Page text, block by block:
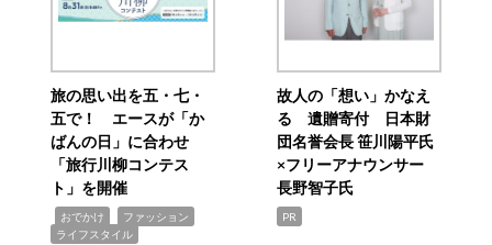
旅の思い出を五・七・
五で！ エースが「か
ばんの日」に合わせ
「旅行川柳コンテス
ト」を開催
おでかけ ファッション
ライフスタイル
故人の「想い」かなえ
る 遺贈寄付 日本財
団名誉会長 笹川陽平氏
×フリーアナウンサー
長野智子氏
PR